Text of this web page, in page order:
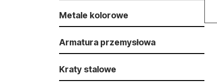
Metale kolorowe
Armatura przemysłowa
Kraty stalowe